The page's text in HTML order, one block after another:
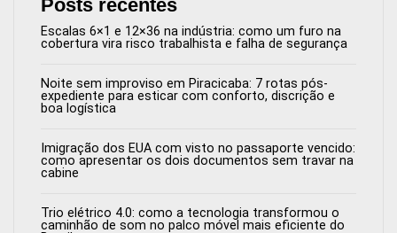
Posts recentes
Escalas 6×1 e 12×36 na indústria: como um furo na
cobertura vira risco trabalhista e falha de segurança
Noite sem improviso em Piracicaba: 7 rotas pós-
expediente para esticar com conforto, discrição e
boa logística
Imigração dos EUA com visto no passaporte vencido:
como apresentar os dois documentos sem travar na
cabine
Trio elétrico 4.0: como a tecnologia transformou o
caminhão de som no palco móvel mais eficiente do